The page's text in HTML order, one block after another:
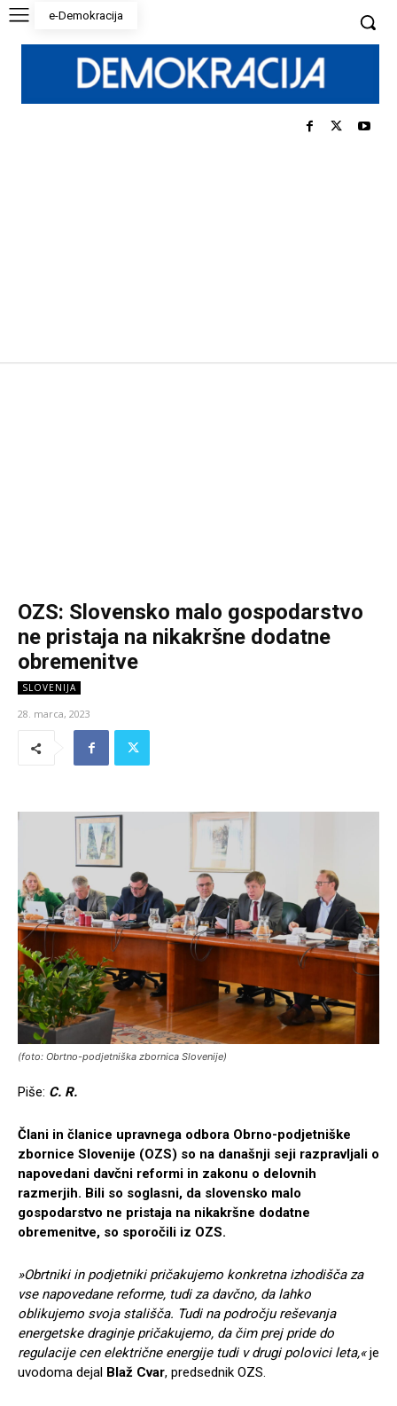
e-Demokracija
OZS: Slovensko malo gospodarstvo
ne pristaja na nikakršne dodatne
obremenitve
SLOVENIJA
28. marca, 2023
(foto: Obrtno-podjetniška zbornica Slovenije)
Piše: C. R.
Č lani in članice upravnega odbora Obrno-podjetniške
zbornice Slovenije (OZS) so na današnji seji razpravljali o
napovedani davčni reformi in zakonu o delovnih
razmerjih. Bili so soglasni, da slovensko malo
gospodarstvo ne pristaja na nikakršne dodatne
obremenitve, so sporočili iz OZS.
»Obrtniki in podjetniki pričakujemo konkretna izhodišča za
vse napovedane reforme, tudi za davčno, da lahko
oblikujemo svoja stališča. Tudi na področju reševanja
energetske draginje pričakujemo, da čim prej pride do
regulacije cen električne energije tudi v drugi polovici leta,«je
uvodoma dejal Blaž Cvar, predsednik OZS.